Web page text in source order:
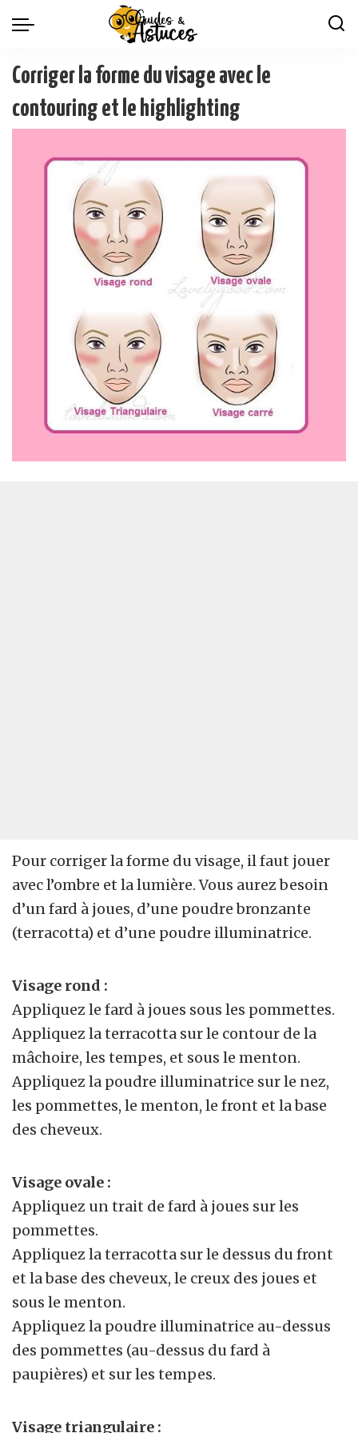
Corriger la forme du visage avec le
contouring et le highlighting
Pour corriger la forme du visage, il faut jouer
avec l’ombre et la lumière. Vous aurez besoin
d’un fard à joues, d’une poudre bronzante
(terracotta) et d’une poudre illuminatrice.
Visage rond :
Appliquez le fard à joues sous les pommettes.
Appliquez la terracotta sur le contour de la
mâchoire, les tempes, et sous le menton.
Appliquez la poudre illuminatrice sur le nez,
les pommettes, le menton, le front et la base
des cheveux.
Visage ovale :
Appliquez un trait de fard à joues sur les
pommettes.
Appliquez la terracotta sur le dessus du front
et la base des cheveux, le creux des joues et
sous le menton.
Appliquez la poudre illuminatrice au-dessus
des pommettes (au-dessus du fard à
paupières) et sur les tempes.
Visage triangulaire :